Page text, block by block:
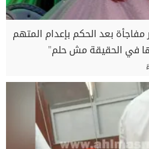
بعد الحكم بإعدام المتهم
في الحقيقة مش حلم"